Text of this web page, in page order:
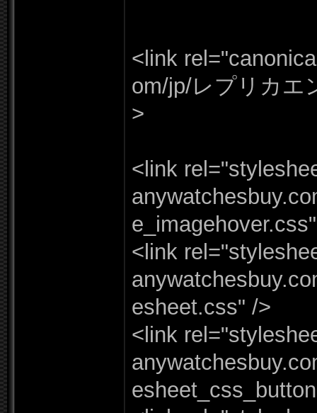
<link rel="
om/jp/レプリカエ
>
<link rel="
anywatchesbuy.
e_ imagehover.css"
<link rel="
anywatchesbuy.
esheet.css" />
<link rel="
anywatchesbuy.
esheet_ css_